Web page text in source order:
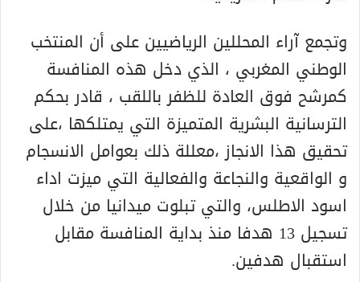
وتجمع آراء المحللين الرياضيين على أن المنتخب
الوطني المغربي ، الذي دخل هذه المنافسة
كمرشح فوق العادة للظفر باللقب ، قادر بحكم
الترسانية البشرية المتميزة التي يمتلكها ،على
تحقيق هذا الانجاز ،معللة ذلك بعوامل الانسجام
و الواقعية والنجاعة والفعالية التي ميزت اداء
اسود الاطلس، والتي تبلوت ميدانيا من خلال
تسجيل 13 هدفا منذ بداية المنافسة مقابل
استقبال هدفين.